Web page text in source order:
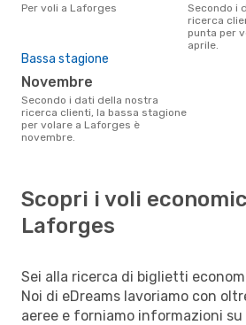
Per voli a Laforges
Secondo i dati della nostra
ricerca
punta per
aprile.
Bassa stagione
novembre
Secondo i dati della nostra
ricerca clienti, la bassa stagione
per volare a Laforges è
novembre.
Scopri i voli
Laforges
Sei alla ricerca di biglietti
Noi di eDreams lavoriamo con
aeree e forniamo informazioni